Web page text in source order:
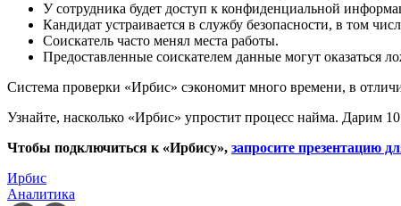
У сотрудника будет доступ к конфиденциальной
Кандидат устраивается в службу безопасности, в том
Соискатель часто менял места работы.
Предоставленные соискателем данные могут
Система проверки «Ирбис» сэкономит много времени, в
Узнайте, насколько «Ирбис» упростит процесс найма. Дарим
Чтобы подключиться к «Ирбису», запросите презентацию
Ирбис
Аналитика